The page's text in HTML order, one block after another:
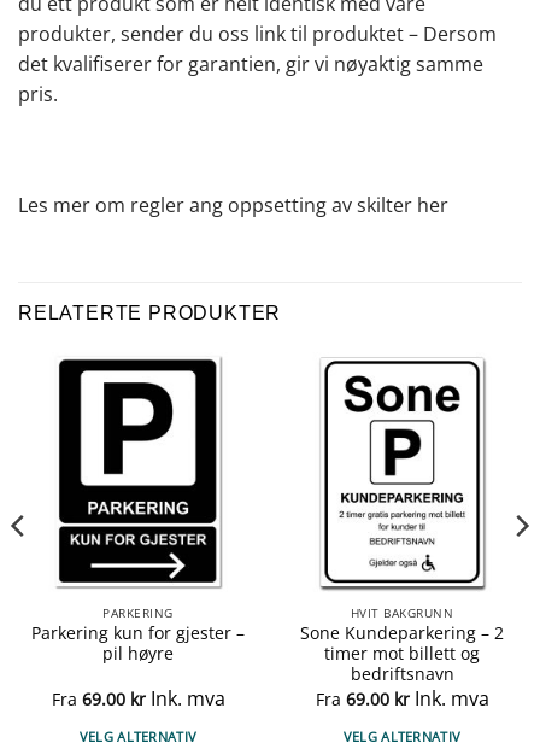
produkter, sender du oss link til produktet – Dersom
det kvalifiserer for garantien, gir vi nøyaktig samme
pris.
Les mer om regler ang oppsetting av skilter her
RELATERTE PRODUKTER
PARKERING
Parkering kun for gjester –
pil høyre
Fra 69.00 kr Ink. mva
VELG ALTERNATIV
HVIT BAKGRUNN
Sone Kundeparkering – 2
timer mot billett og
bedriftsnavn
Fra 69.00 kr Ink. mva
VELG ALTERNATIV